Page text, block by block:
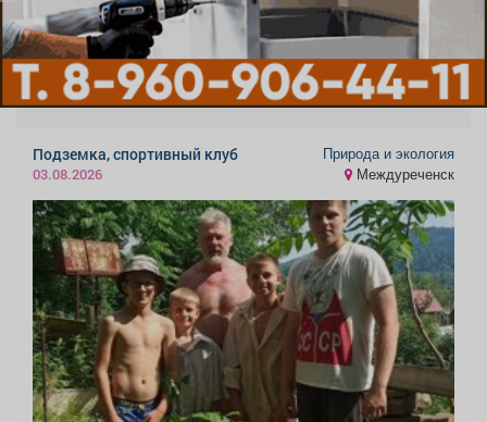
Подземка, спортивный клуб
03.08.2026
Природа и экология
Междуреченск